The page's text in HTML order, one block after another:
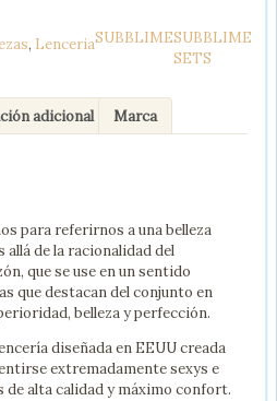
, LenceriaSUBBLIMESUBBLIME
SETS
adicional Marca
para referirnos a una belleza
allá de la racionalidad del
que se use en un sentido
que destacan del conjunto en
belleza y perfección.
diseñada en EEUU creada
extremadamente sexys e
alta calidad y máximo confort.